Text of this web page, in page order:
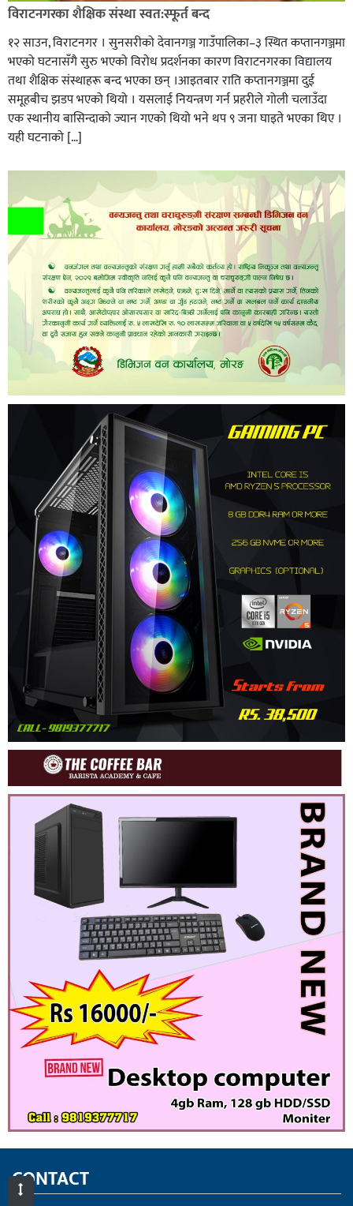
विराटनगरका शैक्षिक संस्था स्वत:स्फूर्त बन्द
१२ साउन, विराटनगर । सुनसरीको देवानगञ्ज गाउँपालिका–३ स्थित कप्तानगञ्जमा
भएको घटनासँगै सुरु भएको विरोध प्रदर्शनका कारण विराटनगरका विद्यालय
तथा शैक्षिक संस्थाहरू बन्द भएका छन् ।आइतबार राति कप्तानगञ्जमा दुई
समूहबीच झडप भएको थियो । यसलाई नियन्त्रण गर्न प्रहरीले गोली चलाउँदा
एक स्थानीय बासिन्दाको ज्यान गएको थियो भने थप ९ जना घाइते भएका थिए ।
यही घटनाको […]
CONTACT